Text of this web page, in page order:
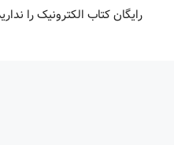
رایگان کتاب الکترونیک را